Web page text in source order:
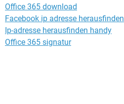
Office 365 download
Facebook ip adresse herausfinden
Ip-adresse herausfinden handy
Office 365 signatur